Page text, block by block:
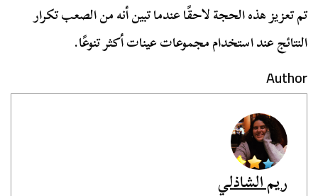
تم تعزيز هذه الحجة لاحقًا عندما تبين أنه من الصعب تكرار
النتائج عند استخدام مجموعات عينات أكثر تنوعًا.
Author
ريم الشاذلي